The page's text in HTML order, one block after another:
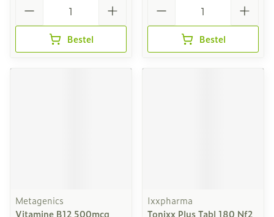
Bestel Bestel
Metagenics
Vitamine B12 500mcg
Ixxpharma
Tonixx Plus Tabl 180 Nf2